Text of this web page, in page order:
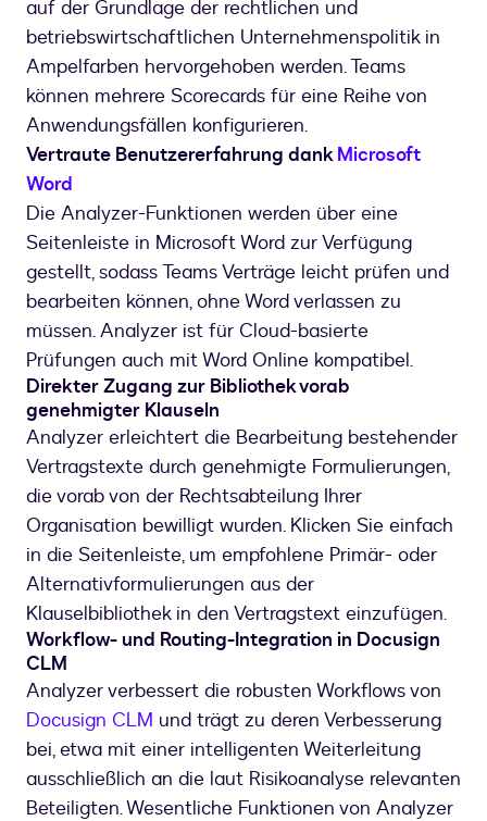
auf der Grundlage der rechtlichen und
betriebswirtschaftlichen Unternehmenspolitik in
Ampelfarben hervorgehoben werden. Teams
können mehrere Scorecards für eine Reihe von
Anwendungsfällen konfigurieren.
Vertraute Benutzererfahrung dankMicrosoft
Word
Die Analyzer-Funktionen werden über eine
Seitenleiste in Microsoft Word zur Verfügung
gestellt, sodass Teams Verträge leicht prüfen und
bearbeiten können, ohne Word verlassen zu
müssen. Analyzer ist für Cloud-basierte
Prüfungen auch mit Word Online kompatibel.
Direkter Zugang zur Bibliothek vorab
genehmigter Klauseln
Analyzer erleichtert die Bearbeitung bestehender
Vertragstexte durch genehmigte Formulierungen,
die vorab von der Rechtsabteilung Ihrer
Organisation bewilligt wurden. Klicken Sie einfach
in die Seitenleiste, um empfohlene Primär- oder
Alternativformulierungen aus der
Klauselbibliothek in den Vertragstext einzufügen.
Workflow- und Routing-Integration in Docusign
CLM
Analyzer verbessert die robusten Workflows von
Docusign CLM und trägt zu deren Verbesserung
bei, etwa mit einer intelligenten Weiterleitung
ausschließlich an die laut Risikoanalyse relevanten
Beteiligten. Wesentliche Funktionen von Analyzer